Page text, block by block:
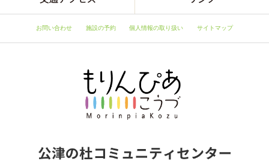
お問い合わせ 施設の予約 個人情報の取り扱い サイトマップ